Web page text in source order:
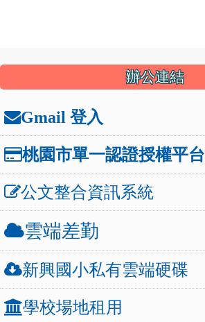
興
小
附
幼
兒
_639126550994013405_
錄
取
果
下
辦公連結
Gmail 登入
桃園市單一認證授權平台
公文整合資訊系統
雲端差勤
新興國小私有雲端硬碟
學校場地租用